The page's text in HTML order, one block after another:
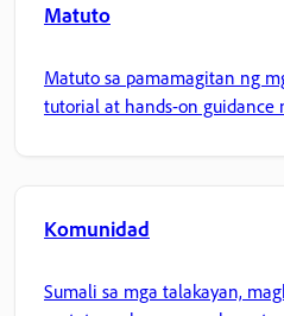
Matuto
Matuto sa pamamagitan ng
tutorial at hands-on guidance
Komunidad
Sumali sa mga talakayan,